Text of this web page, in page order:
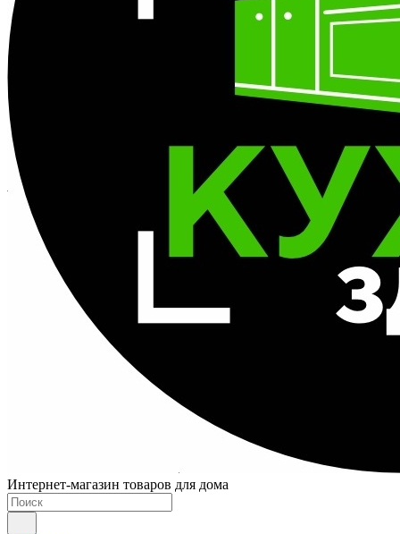
Интернет-магазин товаров для дома